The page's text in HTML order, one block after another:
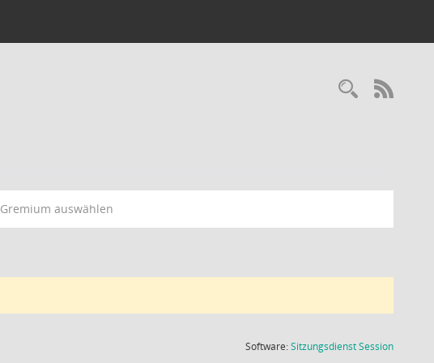
Gremium auswählen
Software:SitzungsdienstSession(Wird in